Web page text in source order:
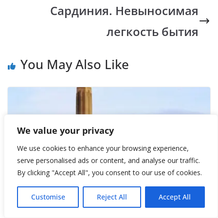
We value your privacy
We use cookies to enhance your browsing experience,
serve personalised ads or content, and analyse our traffic.
By clicking "Accept All", you consent to our use of cookies.
Customise Reject All Accept All
p k
Сардиния. Невыносимая
легкость бытия
You May Also Like
Музеи Тейт: при чём здесь сахар?